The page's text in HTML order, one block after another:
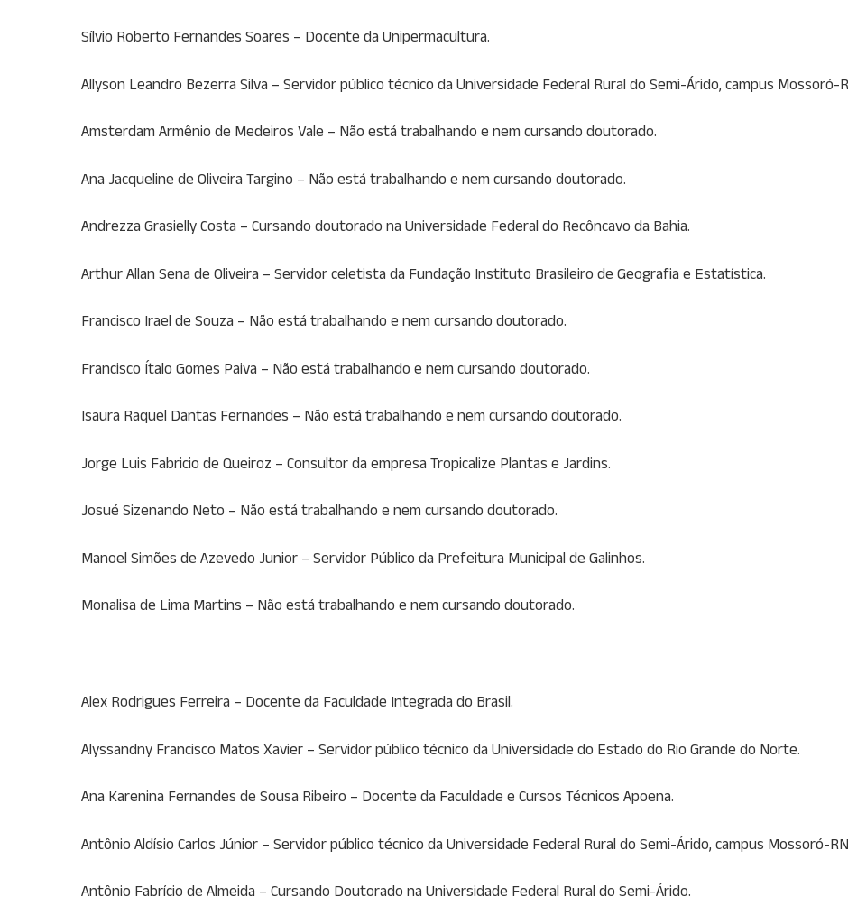
Sílvio Roberto Fernandes Soares – Docente da Unipermacultura.
Allyson Leandro Bezerra Silva – Servidor público técnico da Universidade Federal Rural do Semi-Árido, campus Mossoró-
Amsterdam Armênio de Medeiros Vale – Não está trabalhando e nem cursando doutorado.
Ana Jacqueline de Oliveira Targino – Não está trabalhando e nem cursando doutorado.
Andrezza Grasielly Costa – Cursando doutorado na Universidade Federal do Recôncavo da Bahia.
Arthur Allan Sena de Oliveira – Servidor celetista da Fundação Instituto Brasileiro de Geografia e Estatística.
Francisco Irael de Souza – Não está trabalhando e nem cursando doutorado.
Francisco Ítalo Gomes Paiva – Não está trabalhando e nem cursando doutorado.
Isaura Raquel Dantas Fernandes – Não está trabalhando e nem cursando doutorado.
Jorge Luis Fabricio de Queiroz – Consultor da empresa Tropicalize Plantas e Jardins.
Josué Sizenando Neto – Não está trabalhando e nem cursando doutorado.
Manoel Simões de Azevedo Junior – Servidor Público da Prefeitura Municipal de Galinhos.
Monalisa de Lima Martins – Não está trabalhando e nem cursando doutorado.
Alex Rodrigues Ferreira – Docente da Faculdade Integrada do Brasil.
Alyssandny Francisco Matos Xavier – Servidor público técnico da Universidade do Estado do Rio Grande do Norte.
Ana Karenina Fernandes de Sousa Ribeiro – Docente da Faculdade e Cursos Técnicos Apoena.
Antônio Aldísio Carlos Júnior – Servidor público técnico da Universidade Federal Rural do Semi-Árido, campus Mossoró-
Antônio Fabrício de Almeida – Cursando Doutorado na Universidade Federal Rural do Semi-Árido.